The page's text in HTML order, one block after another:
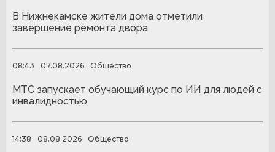
В Нижнекамске жители дома отметили
завершение ремонта двора
08:43 07.08.2026 Общество
МТС запускает обучающий курс по ИИ для людей с
инвалидностью
14:38 08.08.2026 Общество